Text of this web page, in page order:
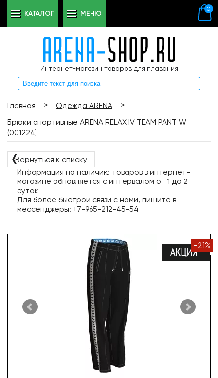
Интернет-магазин товаров для плавания
0
КАТАЛОГ МЕНЮ
Главная > Одежда ARENA
>
Брюки спортивные ARENA RELAX IV TEAM PANT W
(001224)
❬Вернуться к списку
Информация по наличию товаров в интернет-
магазине обновляется с интервалом от 1 до 2
суток
Для более быстрой связи с нами, пишите в
мессенджеры: +7-965-212-45-54
-21%